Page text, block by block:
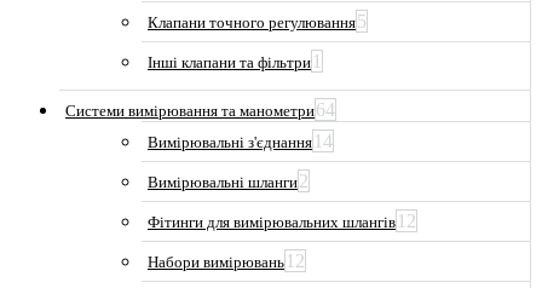
Клапани точного регулювання5
Інші клапани та фільтри 1
Системи вимірювання та манометри64
Вимірювальні з'єднання 14
Вимірювальні шланги2
Фітинги для вимірювальних шлангів 12
Набори вимірювань 12